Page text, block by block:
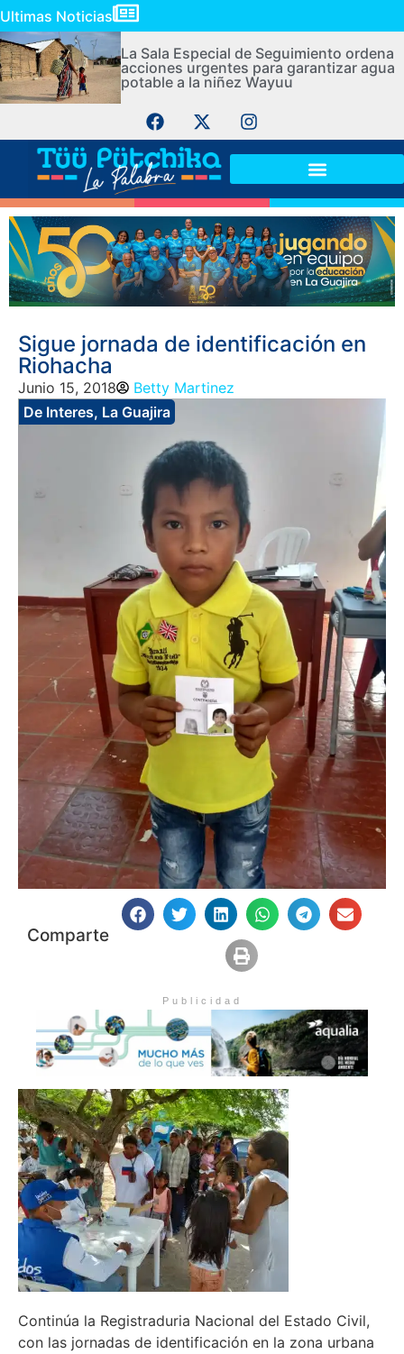
Ultimas Noticias
La Sala Especial de Seguimiento ordena
acciones urgentes para garantizar agua
potable a la niñez Wayuu
Sigue jornada de identificación en
Riohacha
Junio 15, 2018
Betty Martinez
De Interes, La Guajira
Comparte
Publicidad
Continúa la Registraduria Nacional del Estado Civil,
con las jornadas de identificación en la zona urbana